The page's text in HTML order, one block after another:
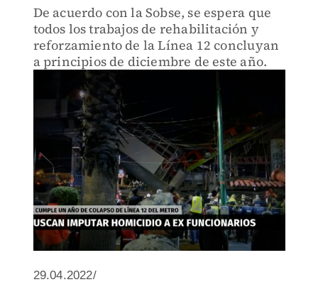
De acuerdo con la Sobse, se espera que
todos los trabajos de rehabilitación y
reforzamiento de la Línea 12 concluyan
a principios de diciembre de este año.
29.04.2022/